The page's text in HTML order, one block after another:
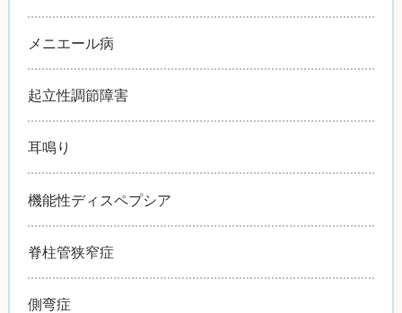
メニエール病
起立性調節障害
耳鳴り
機能性ディスペプシア
脊柱管狭窄症
側弯症